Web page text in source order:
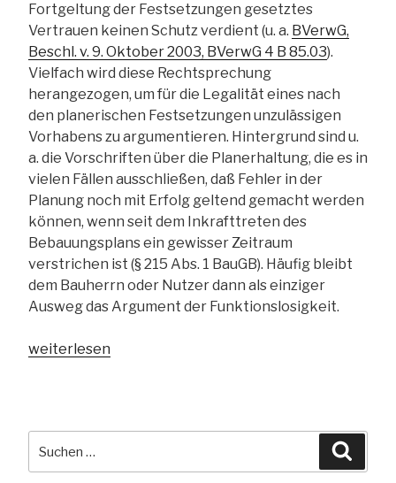
Fortgeltung der Festsetzungen gesetztes
Vertrauen keinen Schutz verdient (u. a. BVerwG,
Beschl. v. 9. Oktober 2003, BVerwG 4 B 85.03).
Vielfach wird diese Rechtsprechung
herangezogen, um für die Legalität eines nach
den planerischen Festsetzungen unzulässigen
Vorhabens zu argumentieren. Hintergrund sind u.
a. die Vorschriften über die Planerhaltung, die es in
vielen Fällen ausschließen, daß Fehler in der
Planung noch mit Erfolg geltend gemacht werden
können, wenn seit dem Inkrafttreten des
Bebauungsplans ein gewisser Zeitraum
verstrichen ist (§ 215 Abs. 1 BauGB). Häufig bleibt
dem Bauherrn oder Nutzer dann als einziger
Ausweg das Argument der Funktionslosigkeit.
„Wann
funktionslos?“
weiterlesen
nach: